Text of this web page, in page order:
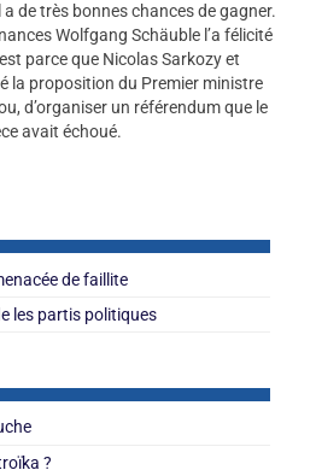
de très bonnes chances de gagner.
Wolfgang Schäuble l’a félicité
parce que Nicolas Sarkozy et
la proposition du Premier ministre
d’organiser un référendum que le
avait échoué.
de faillite
les partis politiques
?